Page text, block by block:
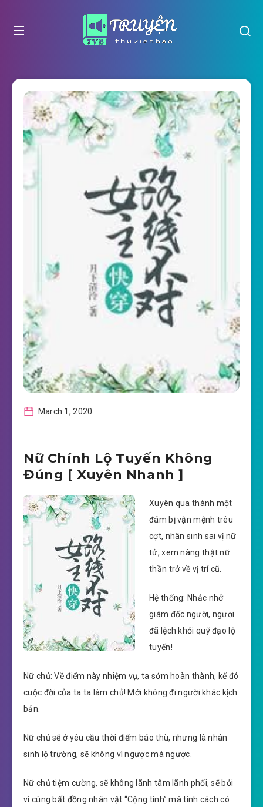
March 1, 2020
Nữ Chính Lộ Tuyến Không
Đúng [ Xuyên Nhanh ]
Xuyên qua thành một
đám bị vận mệnh trêu
cợt, nhân sinh sai vị nữ
tử, xem nàng thật nữ
thần trở về vị trí cũ.
Hệ thống: Nhắc nhở
giám đốc người, ngươi
đã lệch khỏi quỹ đạo lộ
tuyến!
Nữ chủ: Về điểm này nhiệm vụ, ta sớm hoàn thành, kế đó
cuộc đời của ta ta làm chủ! Mới không đi người khác kịch
bản.
Nữ chủ sẽ ở yêu cầu thời điểm báo thù, nhưng là nhân
sinh lộ trường, sẽ không vì ngược mà ngược.
Nữ chủ tiệm cường, sẽ không lãnh tâm lãnh phổi, sẽ bởi
vì cùng bất đồng nhân vật “Cộng tình” mà tính cách có